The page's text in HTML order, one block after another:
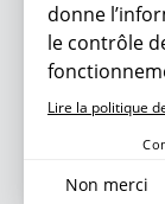
donne
le contrôle
Lire la politique
Non merci